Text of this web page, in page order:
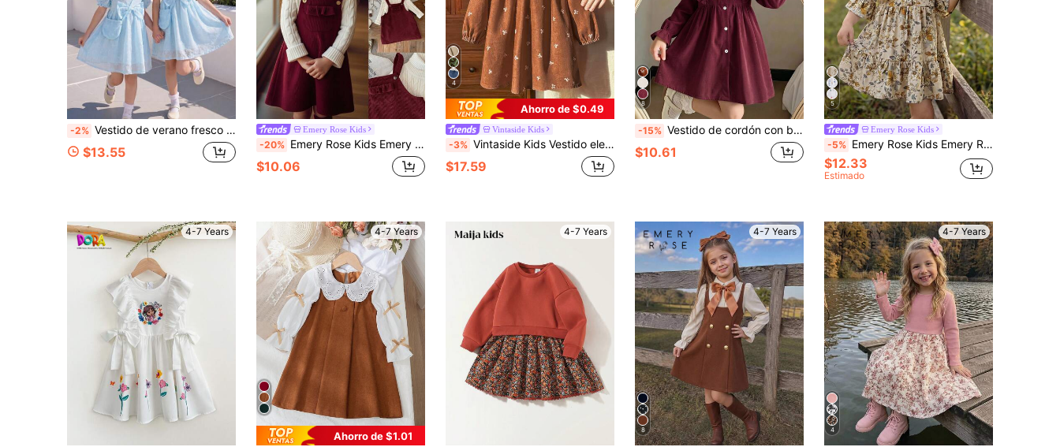
-2% Vestido de verano fresco para niñas con decoración de lazo 3D, mangas cortas abullonadas, vestido con cuello cuadrado forrado (incluye 1 bolsa)
$13.55
Emery Rose Kids
-20% Emery Rose Kids Emery Rose Kids Vestido de peto de pana burdeos para niñas jóvenes, atuendos de estilo años 80 de invierno para niñas jóvenes con bolsillo con volantes, vestido de otoño rojo navideño granate para niñas pequeñas
$10.06
4
Ahorro de $0.49
Vintaside Kids
-3% Vintaside Kids Vestido elegante para niñas jóvenes con cuello Peter Pan, patchwork de encaje, lazo bordado con flores, manga larga para invierno, escuela, vuelta a la escuela, actividades casuales al aire libre
$17.59
8
-15% Vestido de cordón con botones delanteros, mangas con volantes y ribete de volantes con bordado floral verde oscuro para niña joven
$10.61
5
Emery Rose Kids
-5% Emery Rose Kids Emery Rose Kids Vestido casual con estampado floral y cuello alto tejido para niña joven
$12.33
Estimado
4-7 Years 4-7 Years
Ahorro de $1.01
4-7 Years 4-7 Years
8
4-7 Years
4